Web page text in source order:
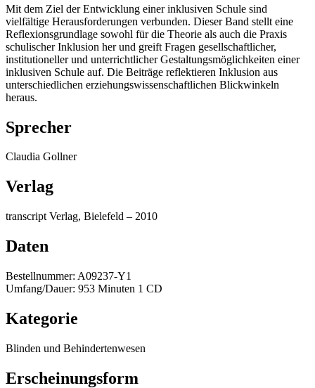
Mit dem Ziel der Entwicklung einer inklusiven Schule sind
vielfältige Herausforderungen verbunden. Dieser Band stellt eine
Reflexionsgrundlage sowohl für die Theorie als auch die Praxis
schulischer Inklusion her und greift Fragen gesellschaftlicher,
institutioneller und unterrichtlicher Gestaltungsmöglichkeiten einer
inklusiven Schule auf. Die Beiträge reflektieren Inklusion aus
unterschiedlichen erziehungswissenschaftlichen Blickwinkeln
heraus.
Sprecher
Claudia Gollner
Verlag
transcript Verlag, Bielefeld – 2010
Daten
Bestellnummer: A09237-Y1
Umfang/Dauer: 953 Minuten 1 CD
Kategorie
Blinden und Behindertenwesen
Erscheinungsform